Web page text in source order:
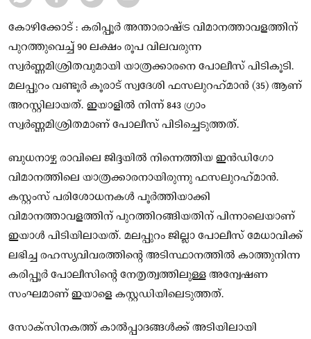
കോഴിക്കോട് : കരിപ്പൂർ അന്താരാഷ്ട്ര വിമാനത്താവളത്തിന്
പുറത്തുവെച്ച് 90 ലക്ഷം രൂപ വിലവരുന്ന
സ്വർണ്ണമിശ്രിതവുമായി യാത്രക്കാരനെ പോലീസ് പിടികൂടി.
മലപ്പുറം വണ്ടൂർ കൂരാട് സ്വദേശി ഫസലുറഹ്‌മാൻ (35) ആണ്
അറസ്റ്റിലായത്. ഇയാളിൽ നിന്ന് 843 ഗ്രാം
സ്വർണ്ണമിശ്രിതമാണ് പോലീസ് പിടിച്ചെടുത്തത്.
ബുധനാഴ്ച രാവിലെ ജിദ്ദയിൽ നിന്നെത്തിയ ഇൻഡിഗോ
വിമാനത്തിലെ യാത്രക്കാരനായിരുന്നു ഫസലുറഹ്‌മാൻ.
കസ്റ്റംസ് പരിശോധനകൾ പൂർത്തിയാക്കി
വിമാനത്താവളത്തിന് പുറത്തിറങ്ങിയതിന് പിന്നാലെയാണ്
ഇയാൾ പിടിയിലായത്. മലപ്പുറം ജില്ലാ പോലീസ് മേധാവിക്ക്
ലഭിച്ച രഹസ്യവിവരത്തിന്റെ അടിസ്ഥാനത്തിൽ കാത്തുനിന്ന
കരിപ്പൂർ പോലീസിന്റെ നേതൃത്വത്തിലുള്ള അന്വേഷണ
സംഘമാണ് ഇയാളെ കസ്റ്റഡിയിലെടുത്തത്.
സോക്‌സിനകത്ത് കാൽപ്പാദങ്ങൾക്ക് അടിയിലായി